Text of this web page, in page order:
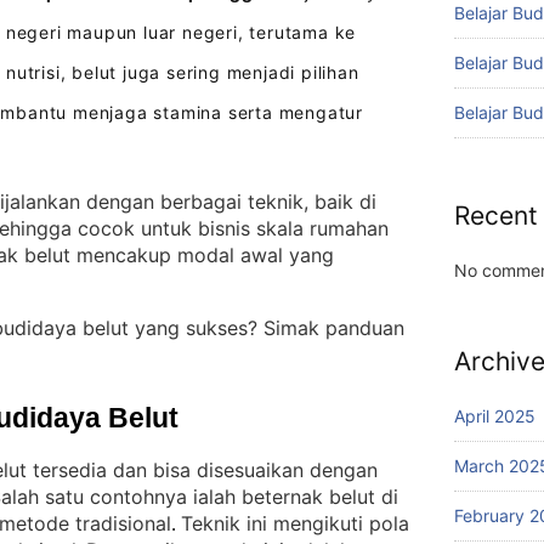
maupun luar negeri, terutama ke
nutrisi, belut juga sering menjadi pilihan
menjaga stamina serta mengatur
dengan berbagai teknik, baik di
cocok untuk bisnis skala rumahan
belut mencakup modal awal yang
belut yang sukses? Simak panduan
Belut
tersedia dan bisa disesuaikan dengan
satu contohnya ialah beternak belut di
tradisional. Teknik ini mengikuti pola
Belajar
Belajar
Belajar
No
April 2025
March
February